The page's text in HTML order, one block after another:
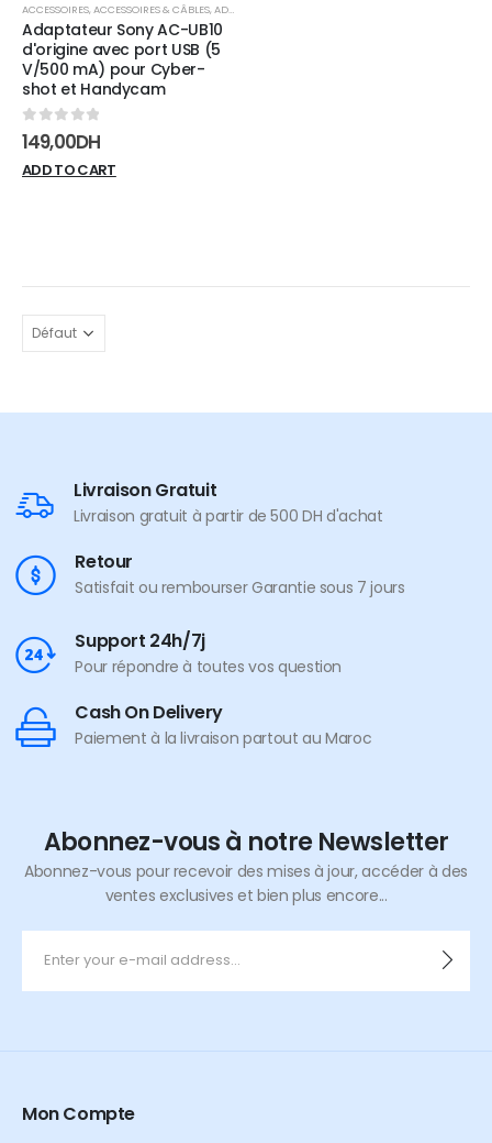
ACCESSOIRES, ACCESSOIRES & CÂBLES, ADAPTATEURS
Adaptateur Sony AC-UB10
d'origine avec port USB (5
V/500 mA) pour Cyber-
shot et Handycam
0 sur 5
149,00DH
ADD TO CART
Livraison Gratuit
Livraison gratuit à partir de 500 DH d'achat
Retour
Satisfait ou rembourser Garantie sous 7 jours
Support 24h/7j
Pour répondre à toutes vos question
Cash On Delivery
Paiement à la livraison partout au Maroc
Abonnez-vous à notre Newsletter
Abonnez-vous pour recevoir des mises à jour, accéder à des
ventes exclusives et bien plus encore...
Mon Compte